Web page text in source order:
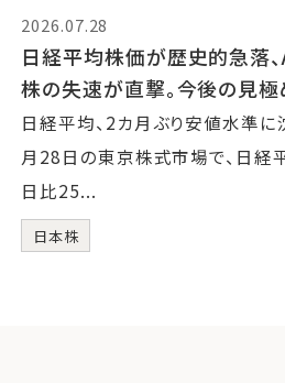
2026.07.28
日経平均株価が歴史的急落
株の失速が直撃。今後の見極
日経平均、2カ月ぶり安値水準
月28日の東京株式市場で、日経
日比25...
日本株